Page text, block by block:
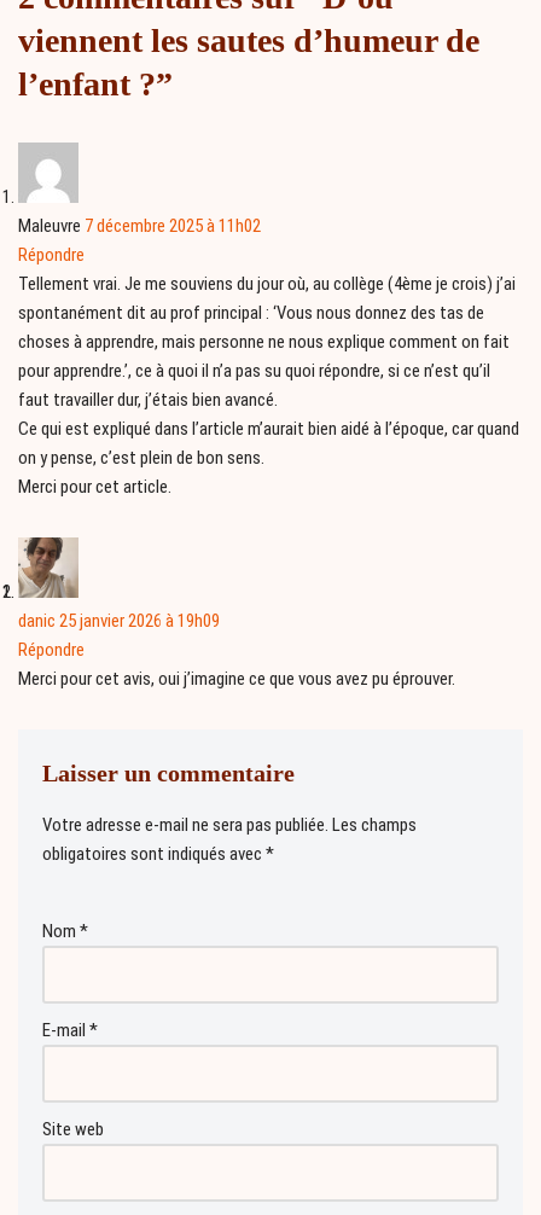
viennent les sautes d’humeur de
l’enfant ?”
Maleuvre 7 décembre 2025 à 11h02
Répondre
Tellement vrai. Je me souviens du jour où, au collège (4ème je crois) j’ai
spontanément dit au prof principal : ‘Vous nous donnez des tas de
choses à apprendre, mais personne ne nous explique comment on fait
pour apprendre.’, ce à quoi il n’a pas su quoi répondre, si ce n’est qu’il
faut travailler dur, j’étais bien avancé.
Ce qui est expliqué dans l’article m’aurait bien aidé à l’époque, car quand
on y pense, c’est plein de bon sens.
Merci pour cet article.
danic 25 janvier 2026 à 19h09
Répondre
Merci pour cet avis, oui j’imagine ce que vous avez pu éprouver.
Laisser un commentaire
Votre adresse e-mail ne sera pas publiée. Les champs
obligatoires sont indiqués avec *
Nom *
E-mail *
Site web